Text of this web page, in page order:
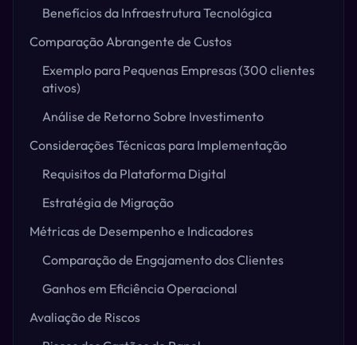
Benefícios da Infraestrutura Tecnológica
Comparação Abrangente de Custos
Exemplo para Pequenas Empresas (300 clientes
ativos)
Análise de Retorno Sobre Investimento
Considerações Técnicas para Implementação
Requisitos da Plataforma Digital
Estratégia de Migração
Métricas de Desempenho e Indicadores
Comparação de Engajamento dos Clientes
Ganhos em Eficiência Operacional
Avaliação de Riscos